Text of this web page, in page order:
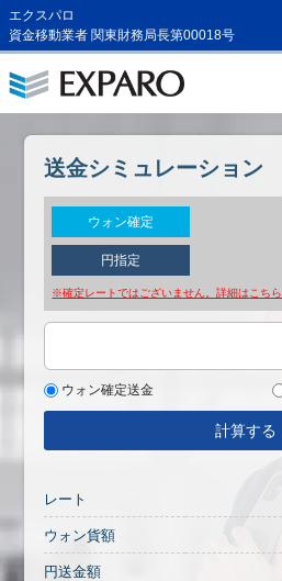
エクスパロ
資金移動業者 関東財務局長第00018号
送金シミュレーション
ウォン確定
円指定
※確定レートではございません。詳細は こちら
ウォン確定送金
計算する
レート
ウォン貨額
円送金額